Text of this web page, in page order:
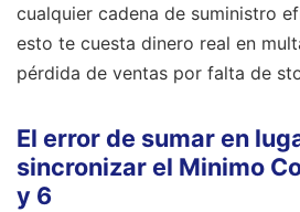
cualquier cadena de suministro
esto te cuesta dinero real en
pérdida de ventas por falta de
El error de sumar en
sincronizar el Minimo
y 6